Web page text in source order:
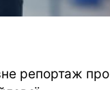
репортаж про